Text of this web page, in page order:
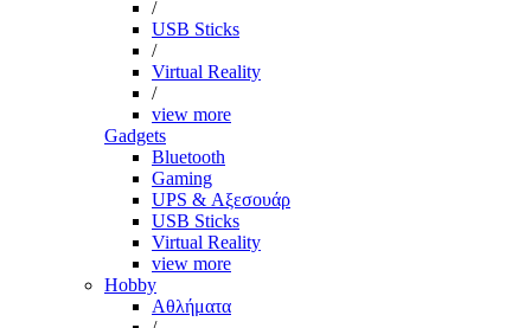
/
USB Sticks
/
Virtual Reality
/
view more
Gadgets
Bluetooth
Gaming
UPS & Αξεσουάρ
USB Sticks
Virtual Reality
view more
Hobby
Αθλήματα